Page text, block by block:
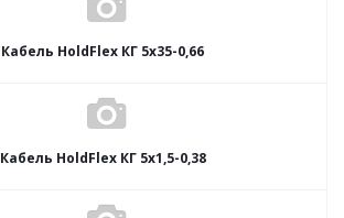
Кабель HoldFlex КГ 5x35-0,66
Кабель HoldFlex КГ 5x1,5-0,38